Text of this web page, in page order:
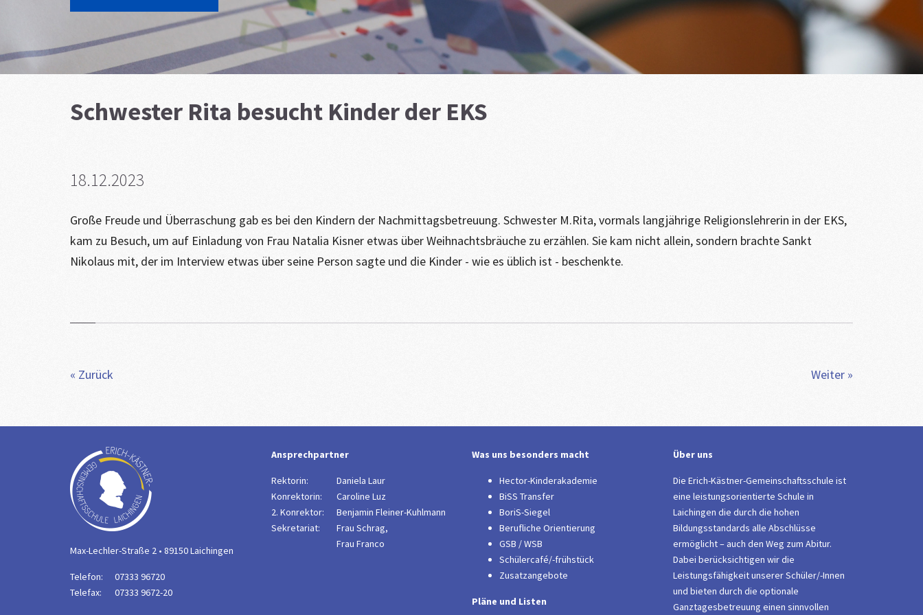
Schwester Rita besucht Kinder der EKS
18.12.2023
Große Freude und Überraschung gab es bei den Kindern der Nachmittagsbetreuung. Schwester M.Rita, vormals langjährige Religionslehrerin in der EKS,
kam zu Besuch, um auf Einladung von Frau Natalia Kisner etwas über Weihnachtsbräuche zu erzählen. Sie kam nicht allein, sondern brachte Sankt
Nikolaus mit, der im Interview etwas über seine Person sagte und die Kinder - wie es üblich ist - beschenkte.
Weiter »
« Zurück
Max-Lechler-Straße 2 • 89150 Laichingen
Telefon:
07333 96720
Telefax:
07333 9672-20
Ansprechpartner
Rektorin:
Daniela Laur
Konrektorin:
Caroline Luz
2. Konrektor:
Benjamin Fleiner-Kuhlmann
Sekretariat:
Frau Schrag,
Frau Franco
Was uns besonders macht
Hector-Kinderakademie
BiSS Transfer
BoriS-Siegel
Berufliche Orientierung
GSB / WSB
Schülercafé/-frühstück
Zusatzangebote
Pläne und Listen
Über uns
Die Erich-Kästner-Gemeinschaftsschule ist
eine leistungsorientierte Schule in
Laichingen die durch die hohen
Bildungsstandards alle Abschlüsse
ermöglicht – auch den Weg zum Abitur.
Dabei berücksichtigen wir die
Leistungsfähigkeit unserer Schüler/-Innen
und bieten durch die optionale
Ganztagesbetreuung einen sinnvollen